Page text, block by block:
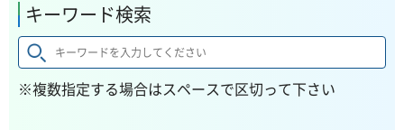
キーワード検索
※複数指定する場合はスペースで区切って下さい